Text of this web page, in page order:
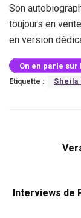
Son
toujours en
en version
On en parle sur
Etiquette : Sheila
Interviews de